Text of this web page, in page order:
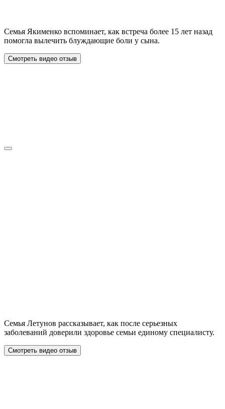
Семья Якименко вспоминает, как встреча более 15 лет назад
помогла вылечить блуждающие боли у сына.
Смотреть видео отзыв
Семья Летунов рассказывает, как после серьезных
заболеваний доверили здоровье семьи единому специалисту.
Смотреть видео отзыв